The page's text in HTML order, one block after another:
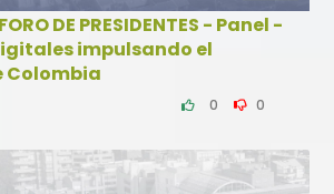
DE PRESIDENTES - Panel -
impulsando el
Colombia
0 0